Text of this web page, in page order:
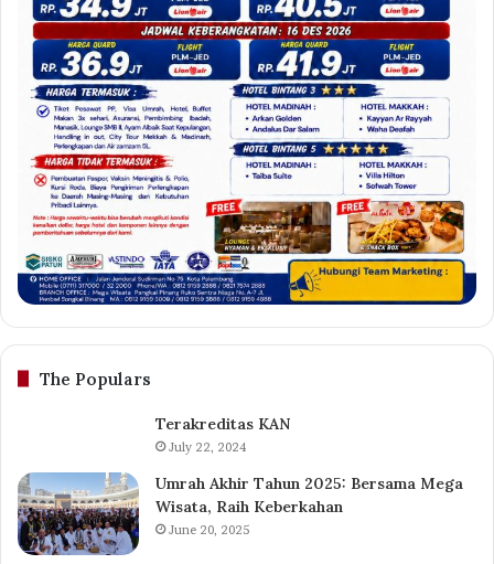
The Populars
Terakreditas KAN
July 22, 2024
Umrah Akhir Tahun 2025: Bersama Mega
Wisata, Raih Keberkahan
June 20, 2025